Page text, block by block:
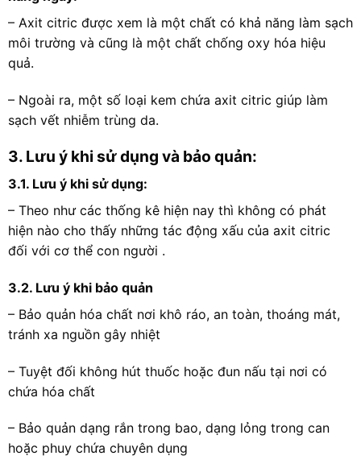
– Axit citric được xem là một chất có khả năng làm sạch
môi trường và cũng là một chất chống oxy hóa hiệu
quả.
– Ngoài ra, một số loại kem chứa axit citric giúp làm
sạch vết nhiễm trùng da.
3. Lưu ý khi sử dụng và bảo quản:
3.1. Lưu ý khi sử dụng:
– Theo như các thống kê hiện nay thì không có phát
hiện nào cho thấy những tác động xấu của axit citric
đối với cơ thể con người .
3.2. Lưu ý khi bảo quản
– Bảo quản hóa chất nơi khô ráo, an toàn, thoáng mát,
tránh xa nguồn gây nhiệt
– Tuyệt đối không hút thuốc hoặc đun nấu tại nơi có
chứa hóa chất
– Bảo quản dạng rắn trong bao, dạng lỏng trong can
hoặc phuy chứa chuyên dụng